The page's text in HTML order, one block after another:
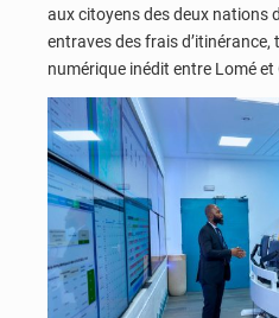
aux citoyens des deux nations
entraves des frais d’itinérance,
numérique inédit entre Lomé